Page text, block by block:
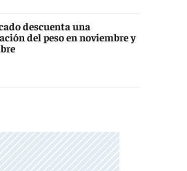
descuenta una
del peso en noviembre y